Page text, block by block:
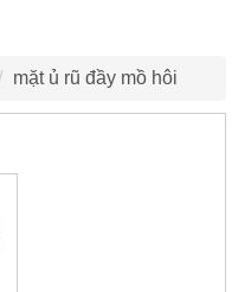
mặt ủ rũ đầy mồ hôi